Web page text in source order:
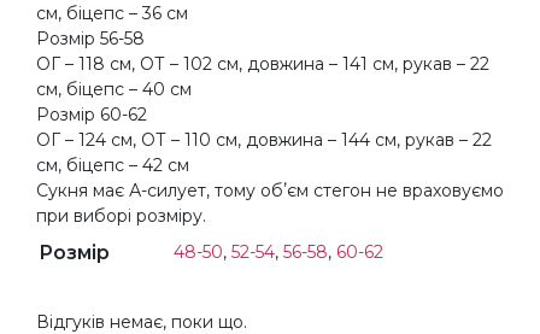
см, біцепс – 36 см
Розмір 56-58
ОГ – 118 см, ОТ – 102 см, довжина – 141 см, рукав – 22
см, біцепс – 40 см
Розмір 60-62
ОГ – 124 см, ОТ – 110 см, довжина – 144 см, рукав – 22
см, біцепс – 42 см
Сукня має А-силует, тому обʼєм стегон не враховуємо
при виборі розміру.
Розмір 48-50, 52-54, 56-58, 60-62
Відгуків немає, поки що.